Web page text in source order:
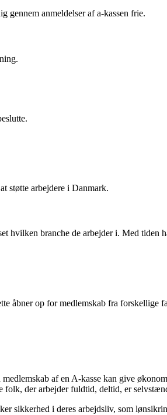
gennem anmeldelser af a-kassen frie.
støtte arbejdere i Danmark.
hvilken branche de arbejder i. Med tiden
åbner op for medlemskab fra forskellige
af en A-kasse kan give
der arbejder fuldtid, deltid, er
sikkerhed i deres arbejdsliv, som